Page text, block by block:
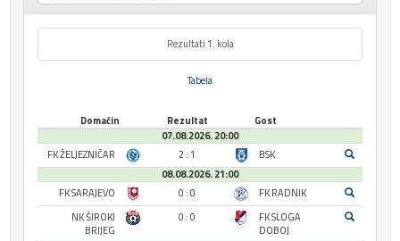
Rezultati 1. kola
Tabela
Domaćin Rezultat
Gost
07.08.2026. 20:00
FK ŽELJEZNIČAR
2 : 1
BSK
08.08.2026. 21:00
FK SARAJEVO
0 : 0
FK RADNIK
NK ŠIROKI
BRIJEG
0 : 0
FK SLOGA
DOBOJ